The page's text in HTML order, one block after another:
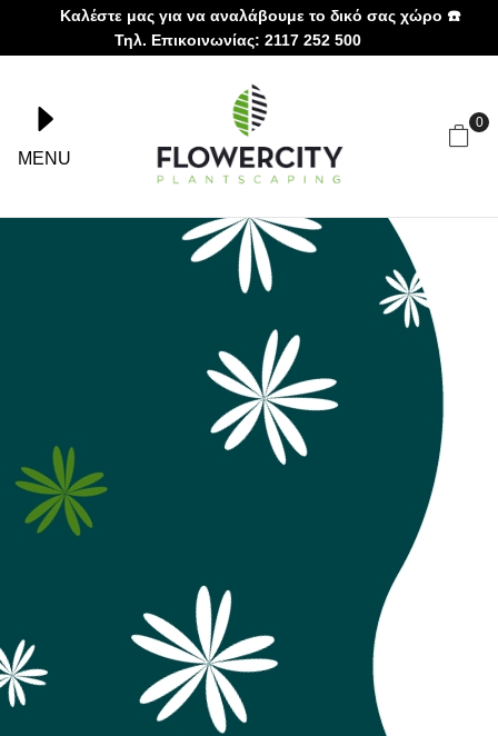
Καλέστε μας για να αναλάβουμε το δικό σας χώρο ☎️
Τηλ. Επικοινωνίας: 2117 252 500
MENU
0